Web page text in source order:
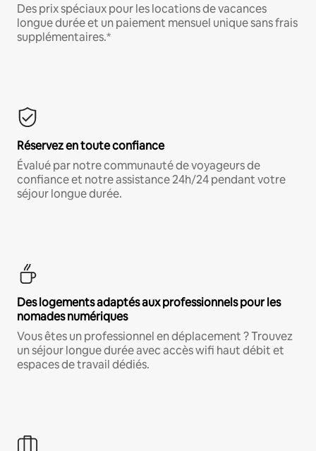
Des prix spéciaux pour les locations de vacances
longue durée et un paiement mensuel unique sans frais
supplémentaires.*
Réservez en toute confiance
Évalué par notre communauté de voyageurs de
confiance et notre assistance 24h/24 pendant votre
séjour longue durée.
Des logements adaptés aux professionnels pour les
nomades numériques
Vous êtes un professionnel en déplacement ? Trouvez
un séjour longue durée avec accès wifi haut débit et
espaces de travail dédiés.